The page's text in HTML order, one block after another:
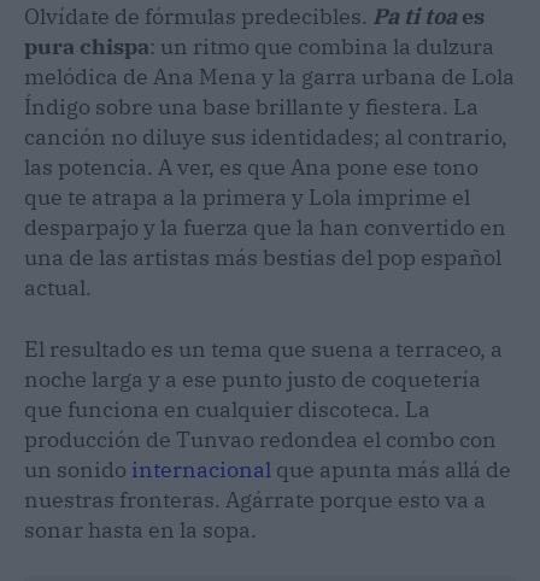
Olvídate de fórmulas predecibles. Pa ti toa es
pura chispa: un ritmo que combina la dulzura
melódica de Ana Mena y la garra urbana de Lola
Índigo sobre una base brillante y fiestera. La
canción no diluye sus identidades; al contrario,
las potencia. A ver, es que Ana pone ese tono
que te atrapa a la primera y Lola imprime el
desparpajo y la fuerza que la han convertido en
una de las artistas más bestias del pop español
actual.
El resultado es un tema que suena a terraceo, a
noche larga y a ese punto justo de coquetería
que funciona en cualquier discoteca. La
producción de Tunvao redondea el combo con
un sonido internacional que apunta más allá de
nuestras fronteras. Agárrate porque esto va a
sonar hasta en la sopa.